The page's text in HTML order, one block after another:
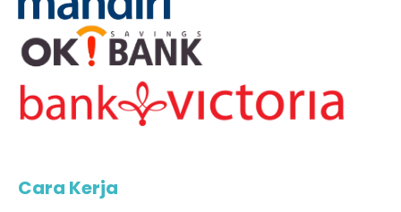
Cara Kerja